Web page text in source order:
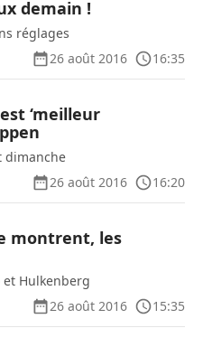
demain !
réglages
26 août 2016
16:35
‘meilleur
dimanche
26 août 2016
16:20
montrent, les
et Hulkenberg
26 août 2016
15:35